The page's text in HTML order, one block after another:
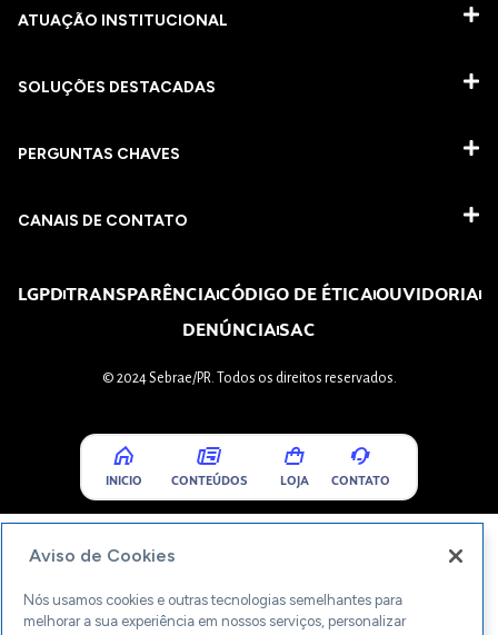
ATUAÇÃO INSTITUCIONAL
SOLUÇÕES DESTACADAS
PERGUNTAS CHAVES​
CANAIS DE CONTATO
LGPDTRANSPARÊNCIACÓDIGO DE ÉTICAOUVIDORIA
DENÚNCIASAC
© 2024 Sebrae/PR. Todos os direitos reservados.
INICIO CONTEÚDOS LOJA CONTATO
Aviso de Cookies
Nós usamos cookies e outras tecnologias semelhantes para
melhorar a sua experiência em nossos serviços, personalizar